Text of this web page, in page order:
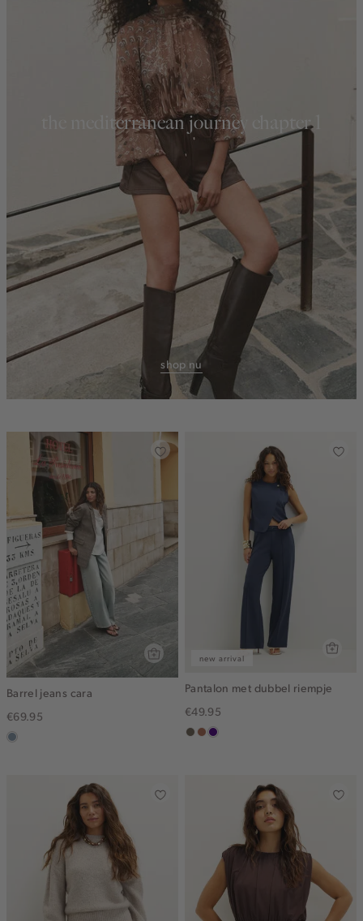
the mediterranean journey chapter 1
shop nu
Barrel jeans cara
€69.95
dusty
new arrival
Pantalon met dubbel riempje
€49.95
middenbruin
terracotta
indigo